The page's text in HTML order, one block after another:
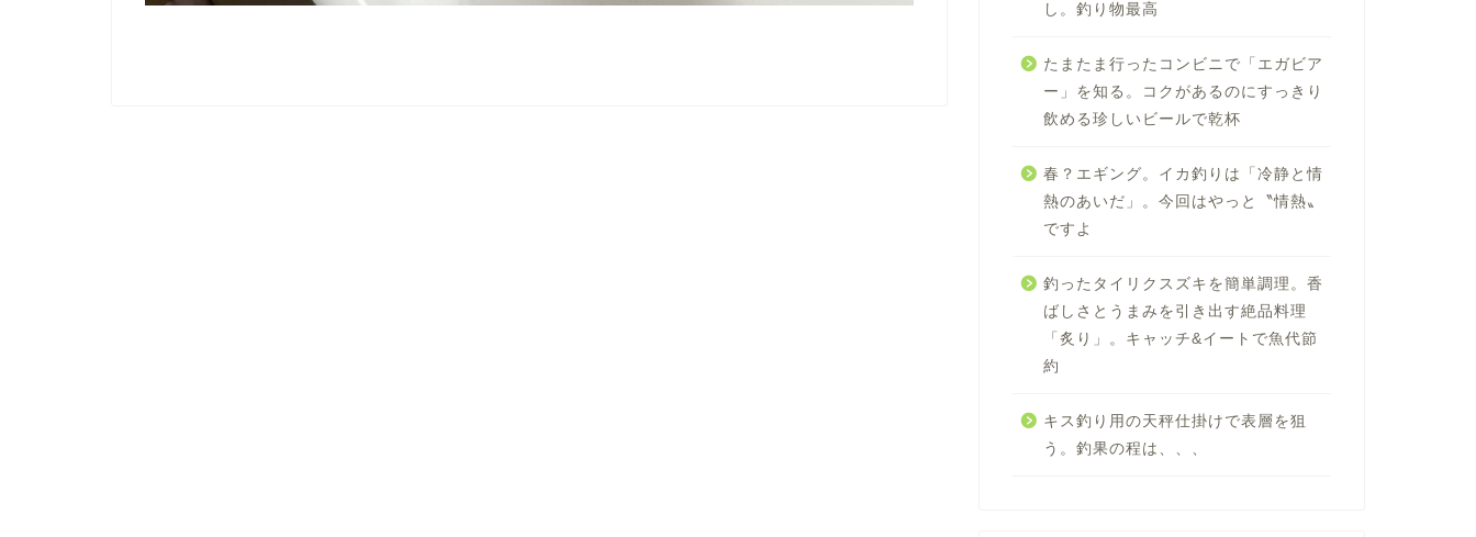
し。釣り物最高
たまたま行ったコンビニで「エガビア
ー」を知る。コクがあるのにすっきり
飲める珍しいビールで乾杯
春？エギング。イカ釣りは「冷静と情
熱のあいだ」。今回はやっと〝情熱〟
ですよ
釣ったタイリクスズキを簡単調理。香
ばしさとうまみを引き出す絶品料理
「炙り」。キャッチ&イートで魚代節
約
キス釣り用の天秤仕掛けで表層を狙
う。釣果の程は、、、